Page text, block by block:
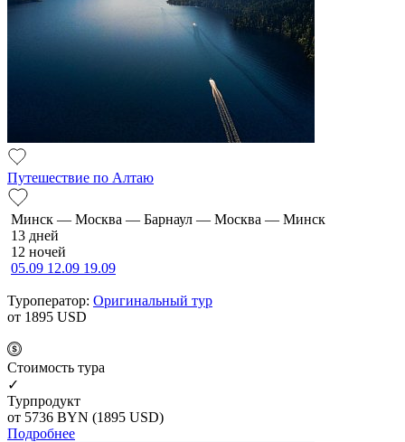
Путешествие по Алтаю
Минск — Москва — Барнаул — Москва — Минск
13 дней
12 ночей
05.09 12.09 19.09
Туроператор: Оригинальный тур
от 1895 USD
Cтоимость тура
✓
Турпродукт
от 5736 BYN (1895 USD)
Подробнее